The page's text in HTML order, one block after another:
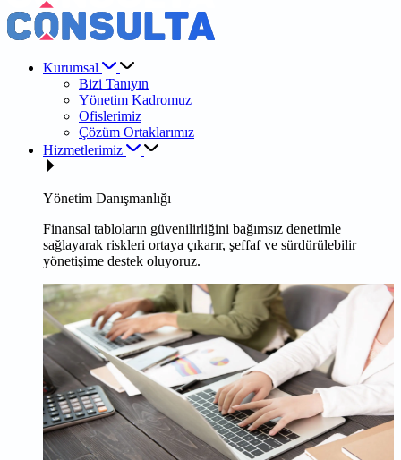
Kurumsal
Bizi Tanıyın
Yönetim Kadromuz
Ofislerimiz
Çözüm Ortaklarımız
Hizmetlerimiz
Yönetim Danışmanlığı
Finansal tabloların güvenilirliğini bağımsız denetimle
sağlayarak riskleri ortaya çıkarır, şeffaf ve sürdürülebilir
yönetişime destek oluyoruz.